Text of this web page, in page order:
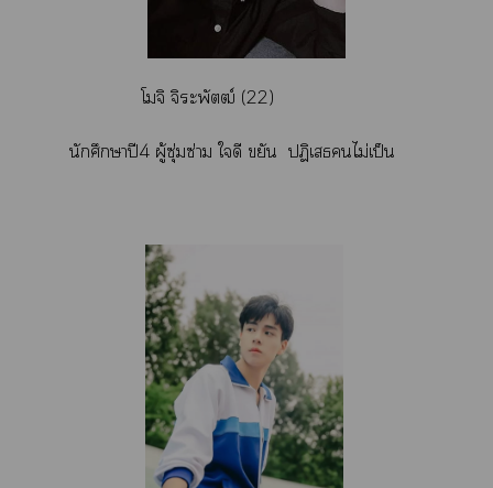
โมจิ จิะพัตฒ์ (22)
นักศึกษาปี4 ผู้ซุ่มซ่าม ใดี ขยัน ปฏิเสธไม่เป็น